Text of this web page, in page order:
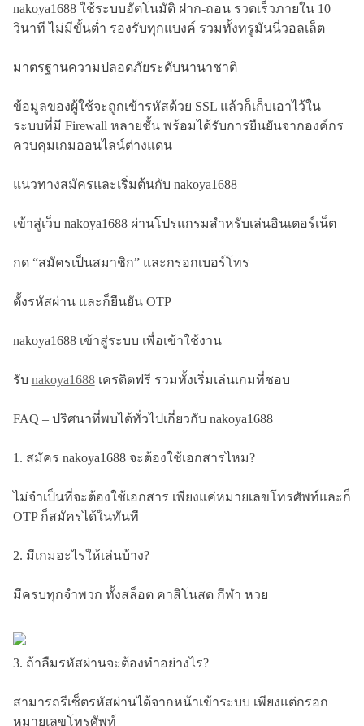
nakoya1688 ใช้ระบบอัตโนมัติ ฝาก-ถอน รวดเร็วภายใน 10
วินาที ไม่มีขั้นต่ำ รองรับทุกแบงค์ รวมทั้งทรูมันนี่วอลเล็ต
มาตรฐานความปลอดภัยระดับนานาชาติ
ข้อมูลของผู้ใช้จะถูกเข้ารหัสด้วย SSL แล้วก็เก็บเอาไว้ใน
ระบบที่มี Firewall หลายชั้น พร้อมได้รับการยืนยันจากองค์กร
ควบคุมเกมออนไลน์ต่างแดน
แนวทางสมัครและเริ่มต้นกับ nakoya1688
เข้าสู่เว็บ nakoya1688 ผ่านโปรแกรมสำหรับเล่นอินเตอร์เน็ต
กด “สมัครเป็นสมาชิก” และกรอกเบอร์โทร
ตั้งรหัสผ่าน และก็ยืนยัน OTP
nakoya1688 เข้าสู่ระบบ เพื่อเข้าใช้งาน
รับ nakoya1688เครดิตฟรี รวมทั้งเริ่มเล่นเกมที่ชอบ
FAQ – ปริศนาที่พบได้ทั่วไปเกี่ยวกับ nakoya1688
1. สมัคร nakoya1688 จะต้องใช้เอกสารไหม?
ไม่จำเป็นที่จะต้องใช้เอกสาร เพียงแค่หมายเลขโทรศัพท์และก็
OTP ก็สมัครได้ในทันที
2. มีเกมอะไรให้เล่นบ้าง?
มีครบทุกจำพวก ทั้งสล็อต คาสิโนสด กีฬา หวย
3. ถ้าลืมรหัสผ่านจะต้องทำอย่างไร?
สามารถรีเซ็ตรหัสผ่านได้จากหน้าเข้าระบบ เพียงแต่กรอก
หมายเลขโทรศัพท์